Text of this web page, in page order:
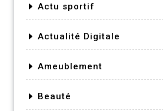
Actu sportif
Actualité Digitale
Ameublement
Beauté